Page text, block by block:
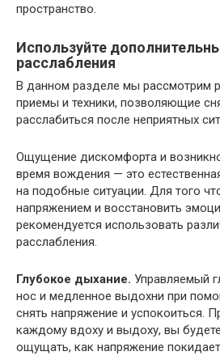
пространство.
Используйте
расслабления
В данном разделе мы рассмотрим
приемы и техники, позволяющие
расслабиться после неприятных
Ощущение дискомфорта и
время вождения — это
на подобные ситуации. Для того
напряжением и восстановить
рекомендуется использовать
расслабления.
Глубокое дыхание. Управляемый
нос и медленное выдохни при
снять напряжение и успокоиться.
каждому вдоху и выдоху, вы
ощущать, как напряжение